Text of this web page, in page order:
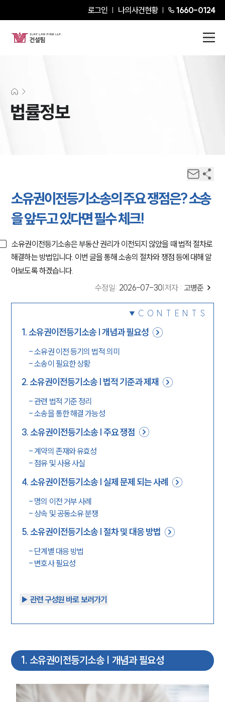
로그인 나의사건현황 1660-0124
법률정보
소유권이전등기소송의 주요 쟁점은? 소송
을 앞두고 있다면 필수 체크!
소유권이전등기소송은 부동산 권리가 이전되지 않았을 때 법적 절차로
해결하는 방법입니다. 이번 글을 통해 소송의 절차와 쟁점 등에 대해 알
아보도록 하겠습니다.
수정일: 2026-07-30|저자 : 고병준
CONTENTS
1.소유권이전등기소송 | 개념과 필요성
-소유권 이전 등기의 법적 의미
-소송이 필요한 상황
2.소유권이전등기소송 | 법적 기준과 제재
-관련 법적 기준 정리
-소송을 통한 해결 가능성
3.소유권이전등기소송 | 주요 쟁점
-계약의 존재와 유효성
- 점유 및 사용 사실
4.소유권이전등기소송 | 실제 문제 되는 사례
- 명의 이전 거부 사례
- 상속 및 공동소유 분쟁
5.소유권이전등기소송 | 절차 및 대응 방법
- 단계별 대응 방법
- 변호사 필요성
▶︎ 관련 구성원 바로 보러가기
1 . 소유권이전등기소송 | 개념과 필요성